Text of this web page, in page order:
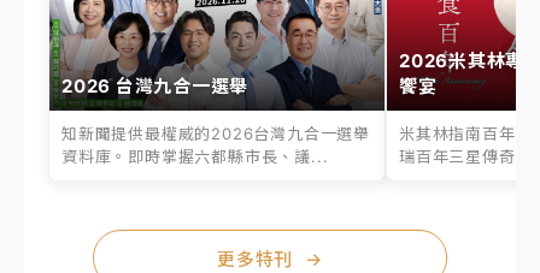
2026 台灣九合一選舉
知新聞提供最權威的2026台灣九合一選舉
資料庫。即時掌握六都縣市長、議...
2026米其林專
饗宴
米其林指南百年之
瑞百年三星傳奇、
更多特刊 →